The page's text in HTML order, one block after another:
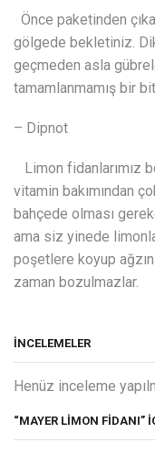
Önce paketinden
gölgede bekletiniz.
geçmeden asla
tamamlanmamış bir
– Dipnot
Limon fidanlarımız
vitamin bakımından
bahçede olması
ama siz yinede
poşetlere koyup
zaman bozulmazlar.
İNCELEMELER
Henüz inceleme
“MAYER LIMON FIDANI”